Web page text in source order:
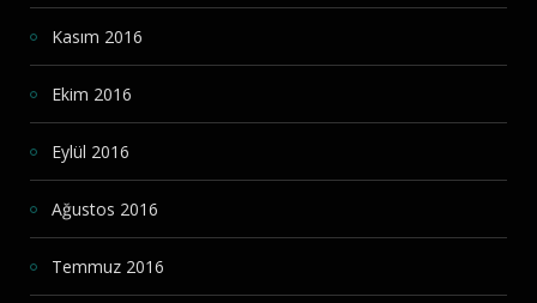
Kasım 2016
Ekim 2016
Eylül 2016
Ağustos 2016
Temmuz 2016